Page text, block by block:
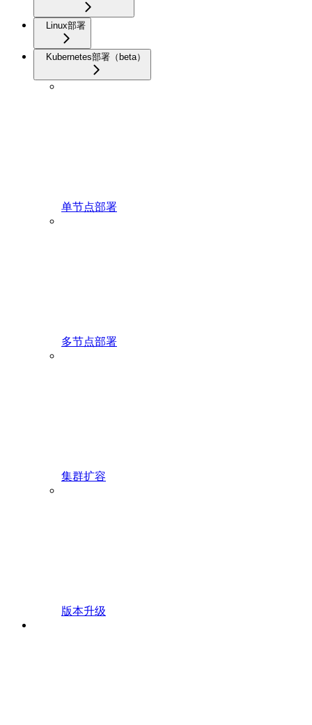
Linux部署
Kubernetes部署（beta）
单节点部署
多节点部署
集群扩容
版本升级